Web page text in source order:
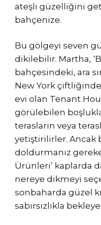
ateşli güzelliğini
bahçenize.
Bu gölgeyi seven
dikilebilir. Martha,
bahçesindeki, ara
New York
evi olan Tenant
görülebilen
terasların veya
yetiştirilirler. Ancak
doldurmanız
Ürünleri’ kaplarda
nereye dikmeyi
sonbaharda güzel
sabırsızlıkla